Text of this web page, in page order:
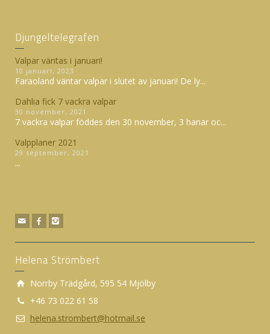
Djungeltelegrafen
Valpar väntas i januari!
10 januari, 2023
Faraoland väntar valpar i slutet av januari! De ly...
Dahlia fick 7 vackra valpar
30 november, 2021
7 vackra valpar föddes den 30 november, 3 hanar oc...
Valpplaner 2021
29 september, 2021
...
Helena Strömbert
Norrby Trädgård, 595 54 Mjölby
+46 73 022 61 58
helena.strombert@hotmail.se